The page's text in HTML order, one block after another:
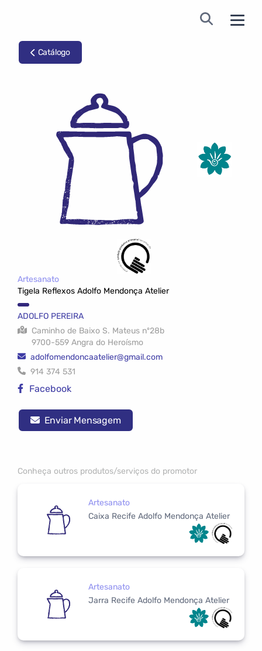
Catálogo
Artesanato
Tigela Reflexos Adolfo Mendonça Atelier
ADOLFO PEREIRA
Caminho de Baixo S. Mateus nº28b
9700-559 Angra do Heroísmo
adolfomendoncaatelier@gmail.com
914 374 531
Facebook
Enviar Mensagem
Conheça outros produtos/serviços do promotor
Artesanato
Caixa Recife Adolfo Mendonça Atelier
Artesanato
Jarra Recife Adolfo Mendonça Atelier